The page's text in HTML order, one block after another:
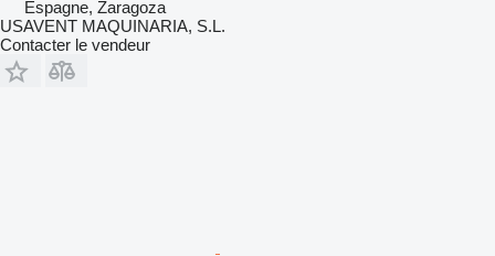
Espagne, Zaragoza
USAVENT MAQUINARIA, S.L.
Contacter le vendeur